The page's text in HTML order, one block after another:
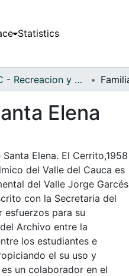
Statistics
APFFVC - Recreacion y Paseo - Patrimonial
Elena
Elena. El Cerrito,1958
del Valle del Cauca es
del Valle Jorge Garcés
con la Secretaria del
esfuerzos para su
Archivo entre la
los estudiantes e
el su uso y
un colaborador en el